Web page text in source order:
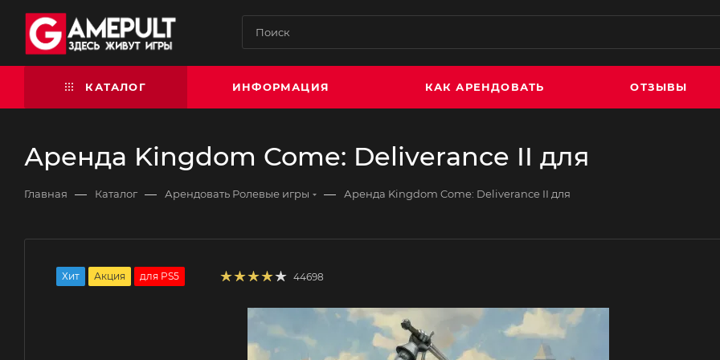
КАТАЛОГ ИНФОРМАЦИЯ КАК АРЕНДОВАТЬ ОТЗЫВЫ
Аренда Kingdom Come: Deliverance II для
Главная — Каталог — Арендовать Ролевые игры — Аренда Kingdom Come: Deliverance II для
Хит Акция для PS5 44698